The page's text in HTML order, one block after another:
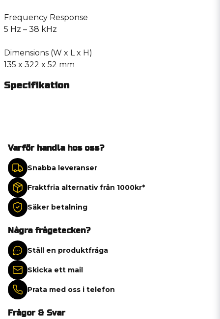
Frequency Response
5 Hz – 38 kHz
Dimensions (W x L x H)
135 x 322 x 52 mm
Specifikation
Varför handla hos oss?
Snabba leveranser
Fraktfria alternativ från 1000kr*
Säker betalning
Några frågetecken?
Ställ en produktfråga
Skicka ett mail
Prata med oss i telefon
Frågor & Svar